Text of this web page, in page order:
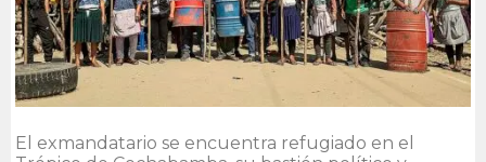
El exmandatario se encuentra refugiado en el